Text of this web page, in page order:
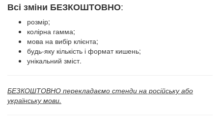
Всі зміни БЕЗКОШТОВНО:
розмір;
колірна гамма;
мова на вибір клієнта;
будь-яку кількість і формат кишень;
унікальний зміст.
БЕЗКОШТОВНО перекладаємо стенди на російську або
українську мови.